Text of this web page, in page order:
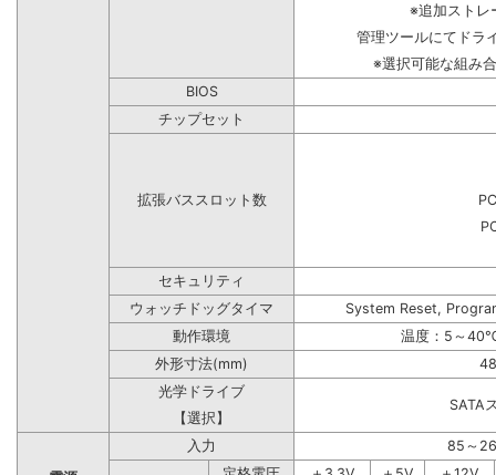
※追加ストレ
管理ツールにてドラ
※選択可能な組み
BIOS
チップセット
拡張バススロット数
セキュリティ
ウォッチドッグタイマ
System Reset,
動作環境
温度：5～
外形寸法(mm)
光学ドライブ
SATA
【選択】
入力 85～